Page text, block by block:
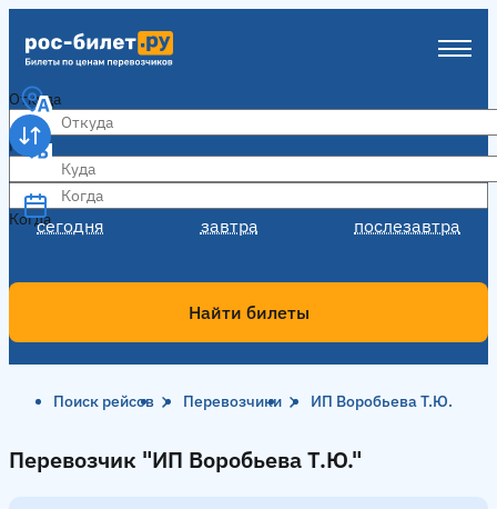
Откуда
Куда
Когда
сегодня завтра послезавтра
Когда
Найти билеты
Поиск рейсов Перевозчики ИП Воробьева Т.Ю.
Перевозчик "ИП Воробьева Т.Ю."
Перевозчик "ИП Воробьева Т.Ю."